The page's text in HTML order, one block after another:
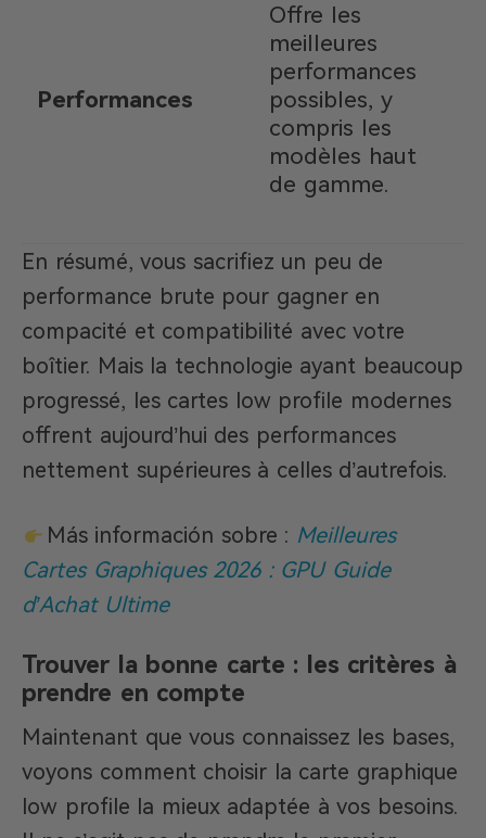
Performances
Offre les
meilleures
performances
possibles, y
compris les
modèles haut
de gamme.
En résumé, vous sacrifiez un peu de
performance brute pour gagner en
compacité et compatibilité avec votre
boîtier. Mais la technologie ayant beaucoup
progressé, les cartes low profile modernes
offrent aujourd’hui des performances
nettement supérieures à celles d’autrefois.
Más información sobre : Meilleures
Cartes Graphiques 2026 : GPU Guide
d’Achat Ultime
Trouver la bonne carte : les critères à
prendre en compte
Maintenant que vous connaissez les bases,
voyons comment choisir la carte graphique
low profile la mieux adaptée à vos besoins.